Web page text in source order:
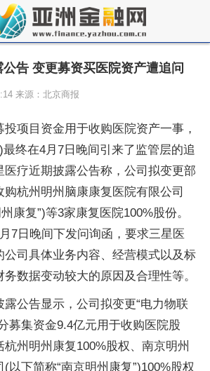
告 变更募资买医院资产遭追问
来源：北京商报
项目资金用于收购医院资产一事，
终在4月7日晚间引来了监管层的追
医疗近期披露公告称，公司拟变更部
杭州明州脑康康复医院有限公司
康复”)等3家康复医院100%股份。
7日晚间下发问询函，要求三星医
公司具体业务内容、经营模式以及标
数据变动较大的原因及合理性等。
露公告显示，公司拟变更“电力物联
募集资金9.4亿元用于收购医院股
州明州康复100%股权、南京明州
以下简称“南京明州康复”)100%股权